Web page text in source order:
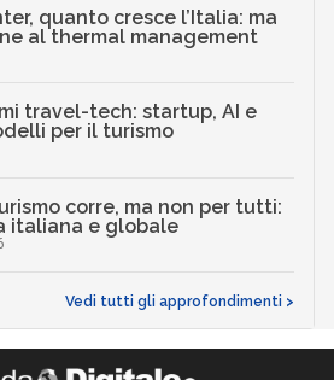
quanto cresce l’Italia: ma
al thermal management
travel-tech: startup, AI e
per il turismo
corre, ma non per tutti:
italiana e globale
Vedi tutti gli approfondimenti >